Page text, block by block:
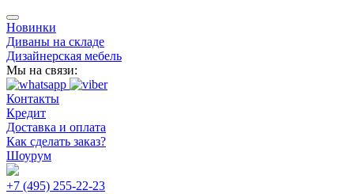
Новинки
Диваны на складе
Дизайнерская мебель
Мы на связи:
Контакты
Кредит
Доставка и оплата
Как сделать заказ?
Шоурум
+7 (495) 255-22-23